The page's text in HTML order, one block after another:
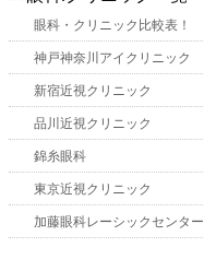
眼科・クリニック比較表！
神戸神奈川アイクリニック
新宿近視クリニック
品川近視クリニック
錦糸眼科
東京近視クリニック
加藤眼科レーシックセンター